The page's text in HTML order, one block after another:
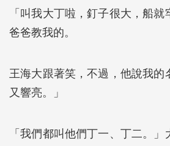
「叫我大丁啦，釘子很大，船
爸爸教我的。
王海大跟著笑，不過，他說我的
又響亮。」
「我們都叫他們丁一、丁二。